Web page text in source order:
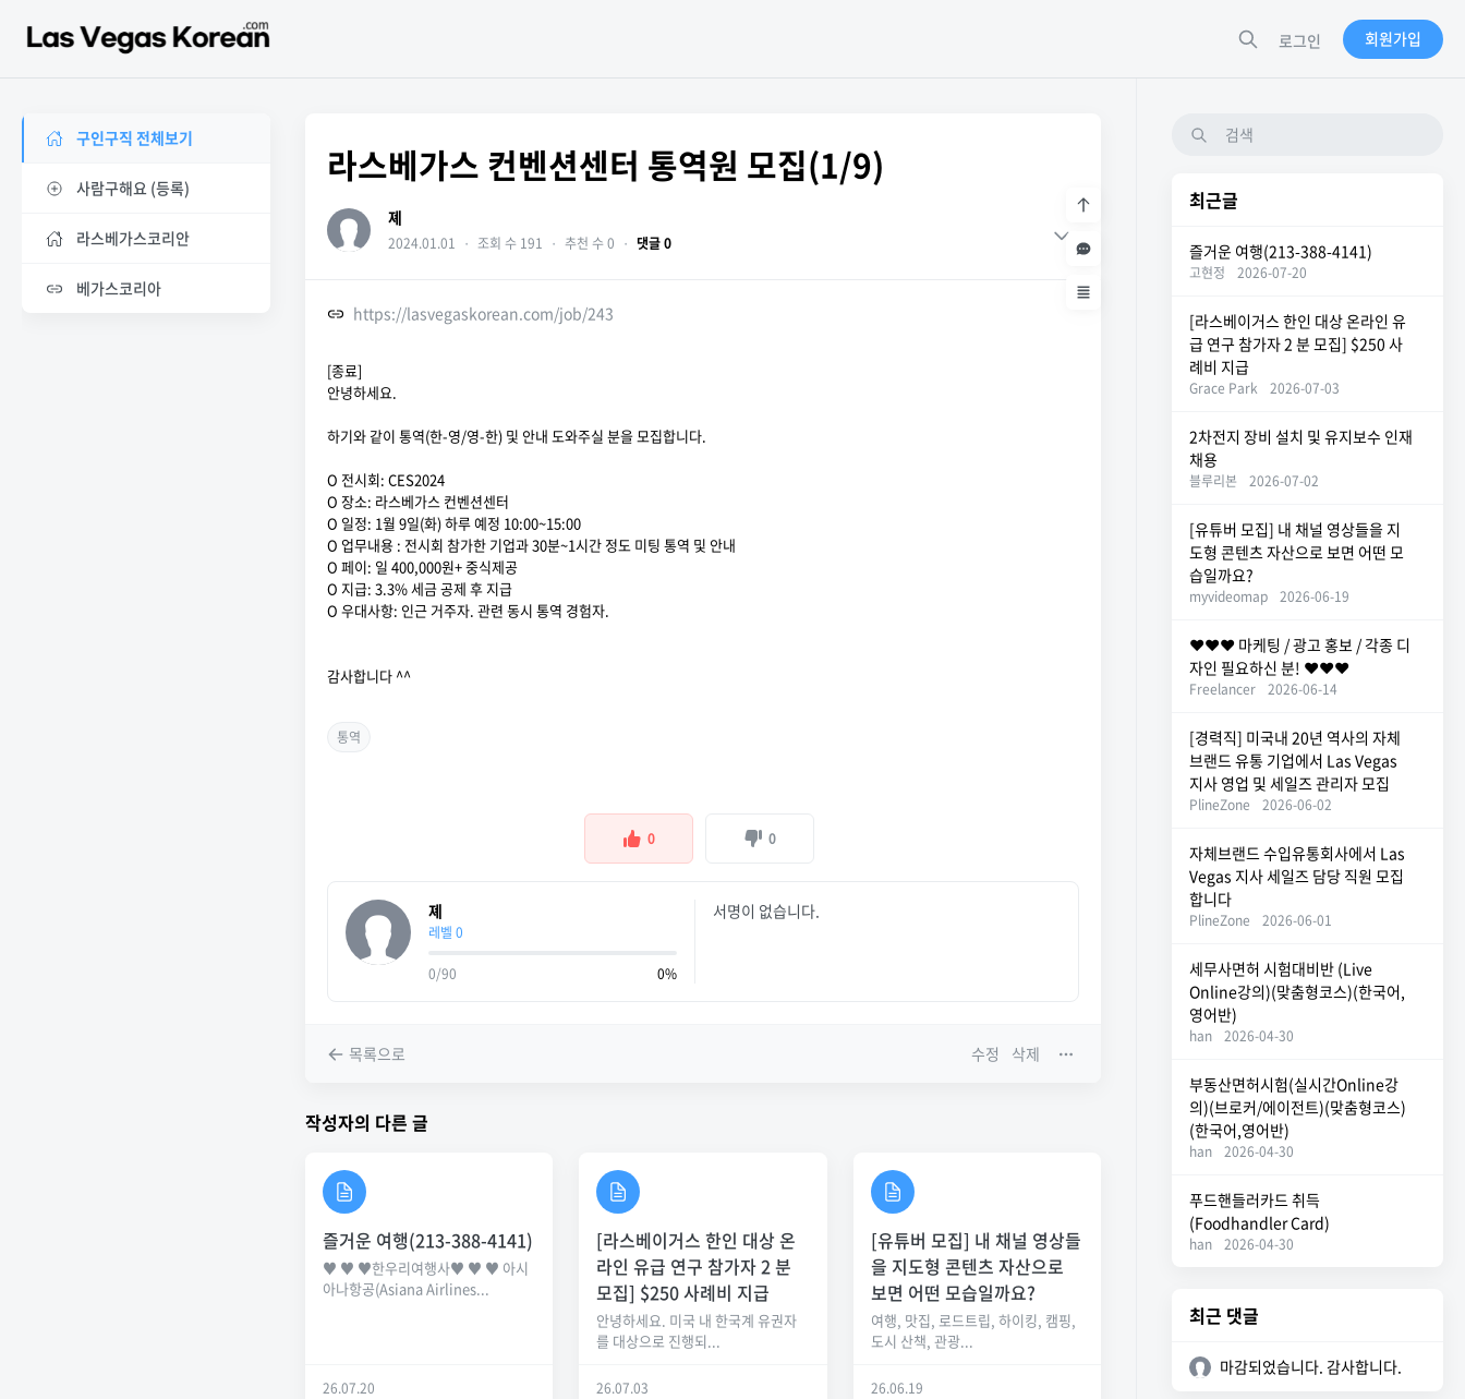
로그인 회원가입
구인구직 전체보기
사람구해요 (등록)
라스베가스코리안
베가스코리아
라스베가스 컨벤션센터 통역원 모집(1/9)
졔
2024.01.01 ・ 조회 수 191 ・ 추천 수 0 ・ 댓글 0
https://lasvegaskorean.com/job/243
[종료]
안녕하세요.
하기와 같이 통역(한-영/영-한) 및 안내 도와주실 분을 모집합니다.
O 전시회: CES2024
O 장소: 라스베가스 컨벤션센터
O 일정: 1월 9일(화) 하루 예정 10:00~15:00
O 업무내용 : 전시회 참가한 기업과 30분~1시간 정도 미팅 통역 및 안내
O 페이: 일 400,000원+ 중식제공
O 지급: 3.3% 세금 공제 후 지급
O 우대사항: 인근 거주자. 관련 동시 통역 경험자.
감사합니다 ^^
통역
0 0
졔
레벨 0
0/90 0%
서명이 없습니다.
목록으로 수정 삭제
작성자의 다른 글
즐거운 여행(213-388-4141)
♥ ♥ ♥한우리여행사♥ ♥ ♥ 아시
아나항공(Asiana Airlines...
26.07.20
[라스베이거스 한인 대상 온
라인 유급 연구 참가자 2 분
모집] $250 사례비 지급
안녕하세요. 미국 내 한국계 유권자
를 대상으로 진행되...
26.07.03
[유튜버 모집] 내 채널 영상들
을 지도형 콘텐츠 자산으로
보면 어떤 모습일까요?
여행, 맛집, 로드트립, 하이킹, 캠핑,
도시 산책, 관광...
26.06.19
최근글
즐거운 여행(213-388-4141)
고현정 2026-07-20
[라스베이거스 한인 대상 온라인 유
급 연구 참가자 2 분 모집] $250 사
례비 지급
Grace Park 2026-07-03
2차전지 장비 설치 및 유지보수 인재
채용
블루리본 2026-07-02
[유튜버 모집] 내 채널 영상들을 지
도형 콘텐츠 자산으로 보면 어떤 모
습일까요?
myvideomap 2026-06-19
❤️❤️❤️ 마케팅 / 광고 홍보 / 각종 디
자인 필요하신 분! ❤️❤️❤️
Freelancer 2026-06-14
[경력직] 미국내 20년 역사의 자체
브랜드 유통 기업에서 Las Vegas
지사 영업 및 세일즈 관리자 모집
PlineZone 2026-06-02
자체브랜드 수입유통회사에서 Las
Vegas 지사 세일즈 담당 직원 모집
합니다
PlineZone 2026-06-01
세무사면허 시험대비반 (Live
Online강의)(맞춤형코스)(한국어,
영어반)
han 2026-04-30
부동산면허시험(실시간Online강
의)(브로커/에이전트)(맞춤형코스)
(한국어,영어반)
han 2026-04-30
푸드핸들러카드 취득
(Foodhandler Card)
han 2026-04-30
최근 댓글
마감되었습니다. 감사합니다.